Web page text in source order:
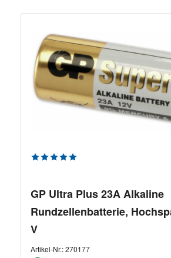
Durchschnittliche Bewertung von
GP Ultra Plus 23A Alkaline
Rundzellenbatterie,
V
Artikel-Nr.:270177